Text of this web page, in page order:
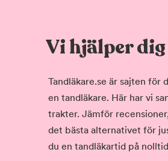
Vi hjälper
Tandläkare.se är sajten för
en tandläkare. Här har vi
trakter. Jämför
det bästa alternativet för
du en tandläkartid på